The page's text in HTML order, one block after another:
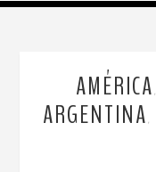
AMÉRICA
ARGENTINA